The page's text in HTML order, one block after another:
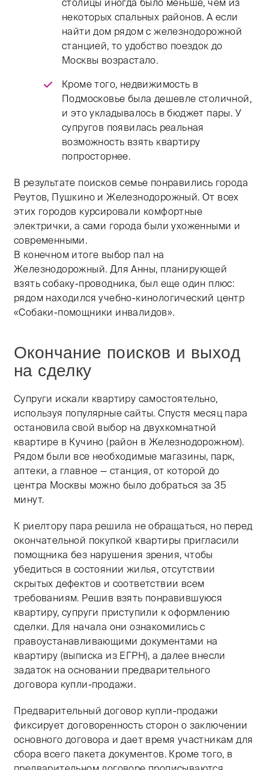
столицы иногда было меньше, чем из
некоторых спальных районов. А если
найти дом рядом с железнодорожной
станцией, то удобство поездок до
Москвы возрастало.
Кроме того, недвижимость в
Подмосковье была дешевле столичной,
и это укладывалось в бюджет пары. У
супругов появилась реальная
возможность взять квартиру
попросторнее.
В результате поисков семье понравились города
Реутов, Пушкино и Железнодорожный. От всех
этих городов курсировали комфортные
электрички, а сами города были ухоженными и
современными.
В конечном итоге выбор пал на
Железнодорожный. Для Анны, планирующей
взять собаку-проводника, был еще один плюс:
рядом находился учебно-кинологический центр
«Собаки-помощники инвалидов».
Окончание поисков и выход
на сделку
Супруги искали квартиру самостоятельно,
используя популярные сайты. Спустя месяц пара
остановила свой выбор на двухкомнатной
квартире в Кучино (район в Железнодорожном).
Рядом были все необходимые магазины, парк,
аптеки, а главное — станция, от которой до
центра Москвы можно было добраться за 35
минут.
К риелтору пара решила не обращаться, но перед
окончательной покупкой квартиры пригласили
помощника без нарушения зрения, чтобы
убедиться в состоянии жилья, отсутствии
скрытых дефектов и соответствии всем
требованиям. Решив взять понравившуюся
квартиру, супруги приступили к оформлению
сделки. Для начала они ознакомились с
правоустанавливающими документами на
квартиру (выписка из ЕГРН), а далее внесли
задаток на основании предварительного
договора купли-продажи.
Предварительный договор купли-продажи
фиксирует договоренность сторон о заключении
основного договора и дает время участникам для
сбора всего пакета документов. Кроме того, в